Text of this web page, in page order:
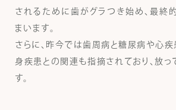
されるために歯がグラつき始め、最終
まいます。
さらに、昨今では歯周病と糖尿病や心疾
身疾患との関連も指摘されており、放っ
す。